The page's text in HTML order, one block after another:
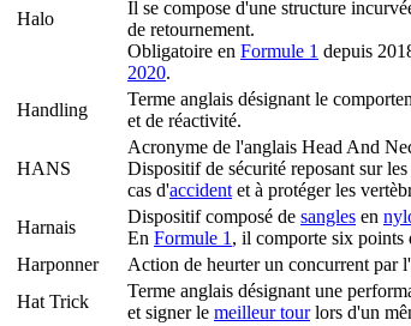
Halo
Il se compose d'une structure
de retournement.
Obligatoire en Formule 1 depuis
2020.
Handling
Terme anglais désignant le
et de réactivité.
HANS
Acronyme de l'anglais Head And
Dispositif de sécurité reposant sur les
cas d'accident et à protéger les
Harnais
Dispositif composé de sangles en
En Formule 1 , il comporte six points
Harponner
Action de heurter un concurrent par
Hat Trick
Terme anglais désignant une
et signer le meilleur tourlors d'un